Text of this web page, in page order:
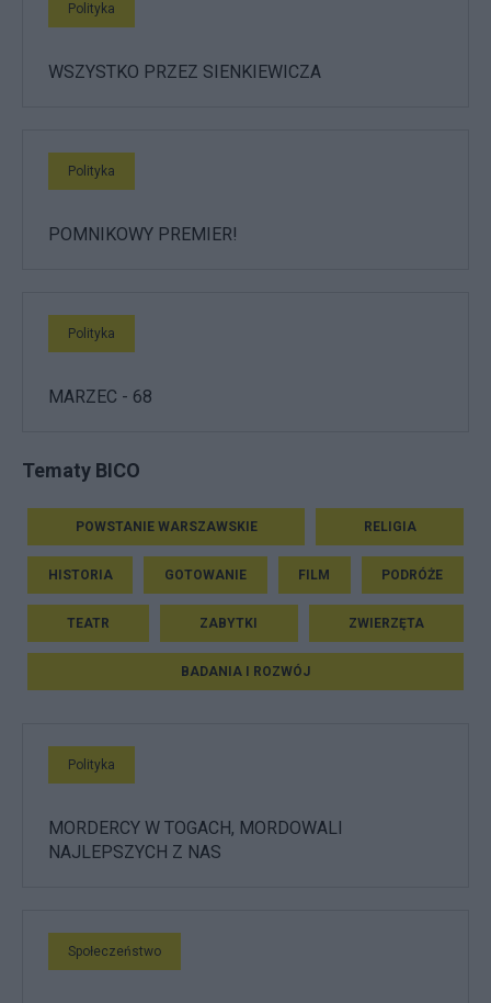
Polityka
WSZYSTKO PRZEZ SIENKIEWICZA
Polityka
POMNIKOWY PREMIER!
Polityka
MARZEC - 68
Tematy BICO
POWSTANIE WARSZAWSKIE RELIGIA
HISTORIA GOTOWANIE FILM PODRÓŻE
TEATR ZABYTKI ZWIERZĘTA
BADANIA I ROZWÓJ
Polityka
MORDERCY W TOGACH, MORDOWALI
NAJLEPSZYCH Z NAS
Społeczeństwo